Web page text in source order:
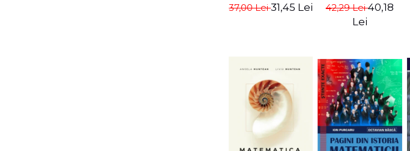
Teodorescu,
37,00 Lei31,45 Lei
Gheorghe Andrei,
Constantin
42,29 Lei40,18
Lei